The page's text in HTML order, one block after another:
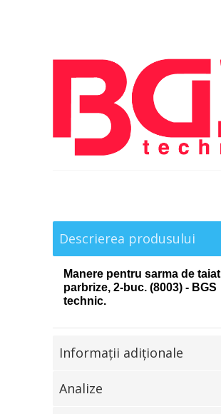
Descrierea produsului
Manere pentru sarma de taiat
parbrize, 2-buc. (8003) - BGS
technic.
Informaţii adiţionale
Analize